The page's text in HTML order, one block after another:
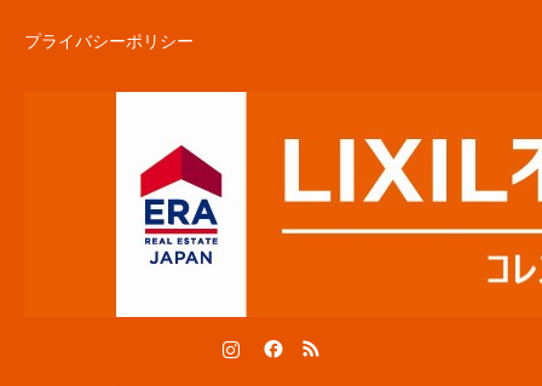
プライバシーポリシー